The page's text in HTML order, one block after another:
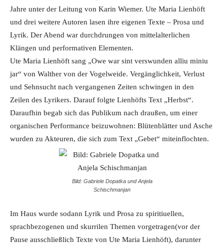
Jahre unter der Leitung von Karin Wiemer. Ute Maria Lienhöft
und drei weitere Autoren lasen ihre eigenen Texte – Prosa und
Lyrik. Der Abend war durchdrungen von mittelalterlichen
Klängen und performativen Elementen.
Ute Maria Lienhöft sang „Owe war sint verswunden alliu miniu
jar“ von Walther von der Vogelweide. Vergänglichkeit, Verlust
und Sehnsucht nach vergangenen Zeiten schwingen in den
Zeilen des Lyrikers. Darauf folgte Lienhöfts Text „Herbst“.
Daraufhin begab sich das Publikum nach draußen, um einer
organischen Performance beizuwohnen: Blütenblätter und Asche
wurden zu Akteuren, die sich zum Text „Gebet“ miteinflochten.
Bild: Gabriele Dopatka und Anjela
Schischmanjan
Im Haus wurde sodann Lyrik und Prosa zu spiritiuellen,
sprachbezogenen und skurrilen Themen vorgetragen(vor der
Pause ausschließlich Texte von Ute Maria Lienhöft), darunter